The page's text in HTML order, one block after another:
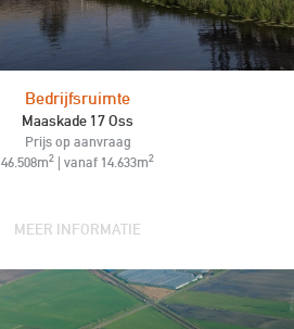
Bedrijfsruimte
Maaskade 17 Oss
Prijs op aanvraag
46.508m2 | vanaf 14.633m2
MEER INFORMATIE